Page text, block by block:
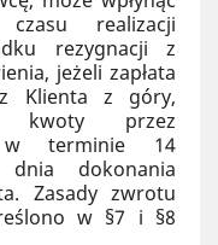
realizacji
rezygnacji z
jeżeli zapłata
Klienta z góry,
kwoty przez
w terminie 14
dokonania
Zasady zwrotu
w §7 i §8